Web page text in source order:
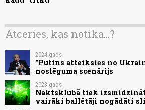
Atceries, kas notika...?
2024.gads
"Putins atteiksies no
noslēguma scenārijs
2023.gads
Naktsklubā tiek
vairāki ballētāji nogādāti